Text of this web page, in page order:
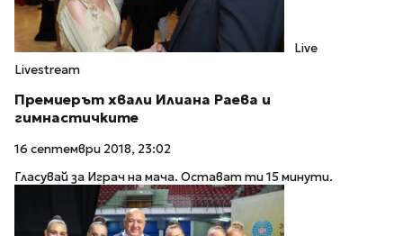
Live
Livestream
Премиерът хвали Илиана Раева и
гимнастичките
16 септември 2018, 23:02
Гласувай за Играч на мача. Остават ти 15 минути.